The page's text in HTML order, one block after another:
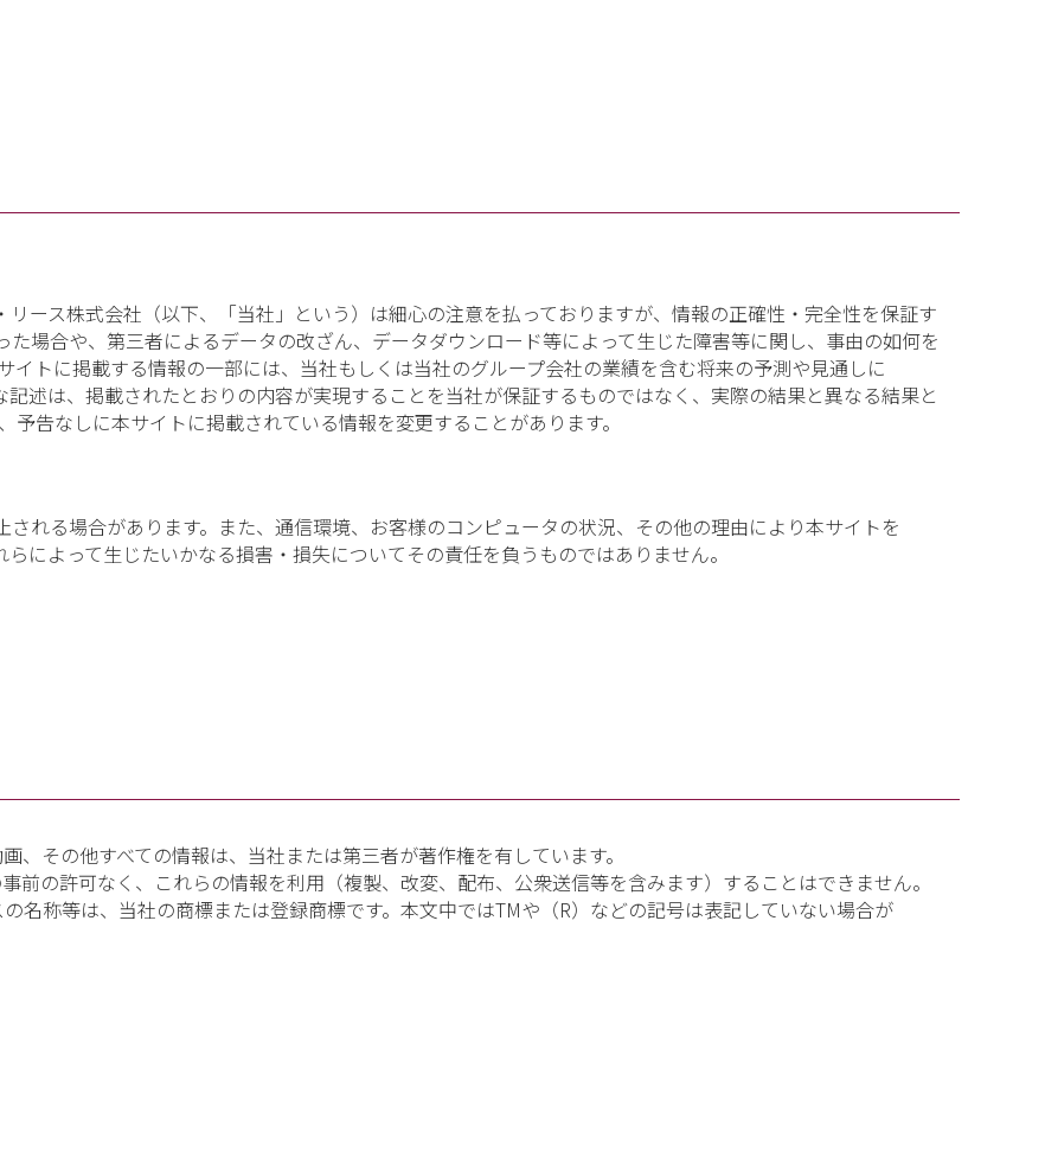
ース株式会社（以下、「当社」という）は細心の注意を払っておりますが、情報の正確性・完全性を保証す
場合や、第三者によるデータの改ざん、データダウンロード等によって生じた障害等に関し、事由の如何を
イトに掲載する情報の一部には、当社もしくは当社のグループ会社の業績を含む将来の予測や見通しに
述は、掲載されたとおりの内容が実現することを当社が保証するものではなく、実際の結果と異なる結果と
告なしに本サイトに掲載されている情報を変更することがあります。
れる場合があります。また、通信環境、お客様のコンピュータの状況、その他の理由により本サイトを
によって生じたいかなる損害・損失についてその責任を負うものではありません。
その他すべての情報は、当社または第三者が著作権を有しています。
前の許可なく、これらの情報を利用（複製、改変、配布、公衆送信等を含みます）することはできません。
名称等は、当社の商標または登録商標です。本文中ではTMや（R）などの記号は表記していない場合が